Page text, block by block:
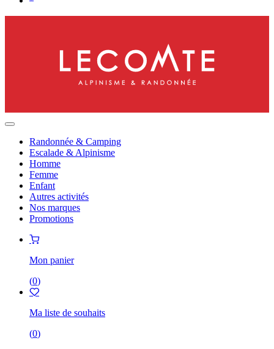
Randonnée & Camping
Escalade & Alpinisme
Homme
Femme
Enfant
Autres activités
Nos marques
Promotions
Mon panier
(0)
Ma liste de souhaits
(0)